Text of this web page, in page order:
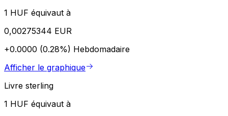
1 HUF équivaut à
0,00275344 EUR
+0.0000 (0.28%) Hebdomadaire
Afficher le graphique
Livre sterling
1 HUF équivaut à